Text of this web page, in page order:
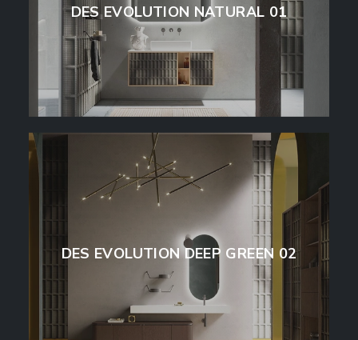
DES EVOLUTION NATURAL 01
DES EVOLUTION DEEP GREEN 02